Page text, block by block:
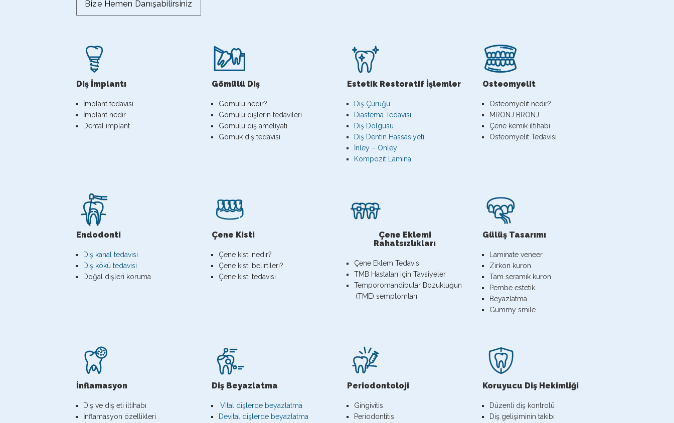
Bize Hemen Danışabilirsiniz
Diş İmplantı
İmplant tedavisi
İmplant nedir
Dental implant
Gömülü Diş
Gömülü nedir?
Gömülü dişlerin tedavileri
Gömülü diş ameliyatı
Gömük diş tedavisi
Estetik Restoratif İşlemler
Diş Çürüğü
Diastema Tedavisi
Diş Dolgusu
Diş Dentin Hassasiyeti
İnley – Onley
Kompozit Lamina
Osteomyelit
Osteomyelit nedir?
MRONJ BRONJ
Çene kemik iltihabı
Osteomyelit Tedavisi
Gülüş Tasarımı
Laminate veneer
Zirkon kuron
Tam seramik kuron
Pembe estetik
Beyazlatma
Gummy smile
Çene Eklemi
Rahatsızlıkları
Çene Eklem Tedavisi
TMB Hastaları için Tavsiyeler
Temporomandibular Bozukluğun
(TME) semptomları
Çene Kisti
Çene kisti nedir?
Çene kisti belirtileri?
Çene kisti tedavisi
Endodonti
Diş kanal tedavisi
Diş kökü tedavisi
Doğal dişleri koruma
İnflamasyon
Diş ve diş eti iltihabı
İnflamasyon özellikleri
Diş Beyazlatma
Vital dişlerde beyazlatma
Devital dişlerde beyazlatma
Periodontoloji
Gingivitis
Periodontitis
Koruyucu Diş Hekimliği
Düzenli diş kontrolü
Diş gelişiminin takibi